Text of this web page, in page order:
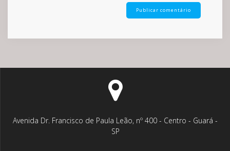
Avenida Dr. Francisco de Paula Leão, nº 400 - Centro - Guará -
SP